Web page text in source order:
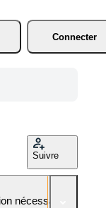
Connecter
Suivre
nécessaire